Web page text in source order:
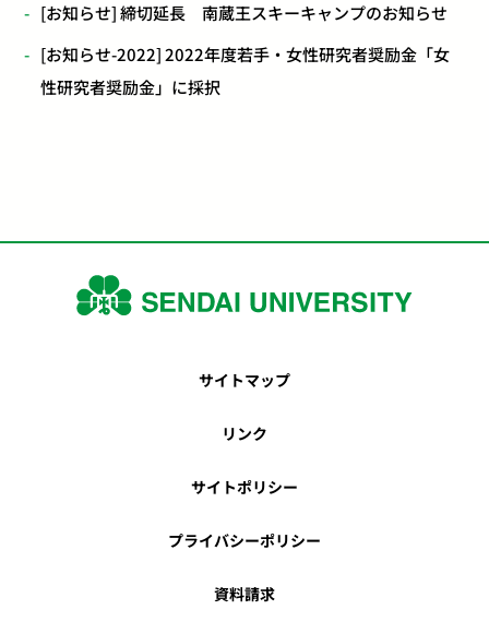
[お知らせ] 締切延長 南蔵王スキーキャンプのお知らせ
[お知らせ-2022] 2022年度若手・女性研究者奨励金「女
性研究者奨励金」に採択
サイトマップ
リンク
サイトポリシー
プライバシーポリシー
資料請求